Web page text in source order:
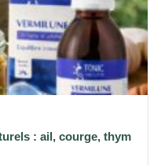
: ail, courge, thym